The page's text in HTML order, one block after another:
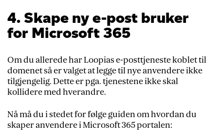
4. Skape ny e-post bruker
for Microsoft 365
Om du allerede har Loopias e-posttjeneste koblet til
domenet så er valget at legge til nye anvendere ikke
tilgjengelig. Dette er pga. tjenestene ikke skal
kollidere med hverandre.
Nå må du i stedet for følge guiden om hvordan du
skaper anvendere i Microsoft 365 portalen: